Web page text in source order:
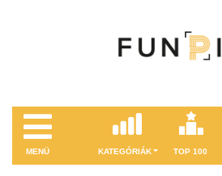
MENÜ KATEGÓRIÁK TOP 100